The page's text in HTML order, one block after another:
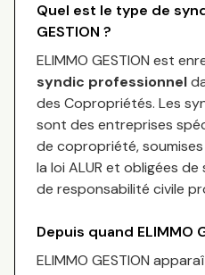
Quel est le type de
GESTION ?
ELIMMO GESTION est
syndic professionnel
des Copropriétés. Les
sont des entreprises
de copropriété,
la loi ALUR et obligées
de responsabilité civile
Depuis quand ELIMMO
ELIMMO GESTION